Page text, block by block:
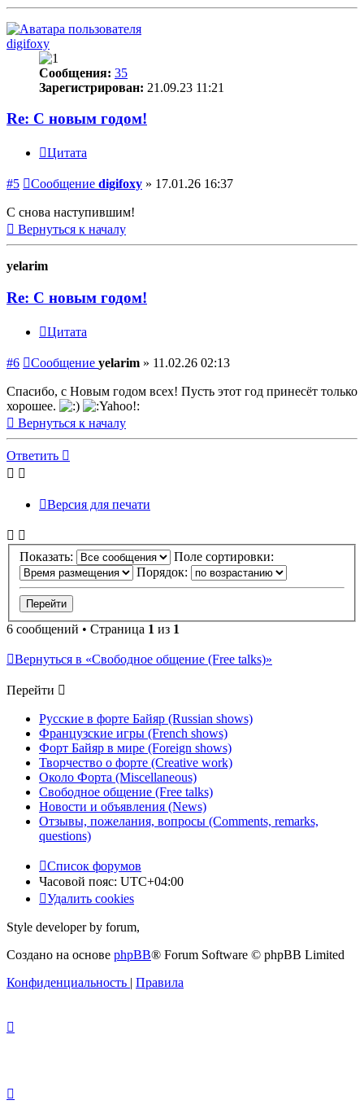
digifoxy
Сообщения: 35
Зарегистрирован: 21.09.23 11:21
Re: С новым годом!
Цитата
#5 Сообщение digifoxy » 17.01.26 16:37
С снова наступившим!
Вернуться к началу
yelarim
Re: С новым годом!
Цитата
#6 Сообщение yelarim » 11.02.26 02:13
Спасибо, с Новым годом всех! Пусть этот год принесёт только
хорошее.
Вернуться к началу
Ответить
Версия для печати
Показать:
Поле сортировки:
Порядок:
6 сообщений • Страница 1 из 1
Вернуться в «Свободное общение (Free talks)»
Перейти
Русские в форте Байяр (Russian shows)
Французские игры (French shows)
Форт Байяр в мире (Foreign shows)
Творчество о форте (Creative work)
Около Форта (Miscellaneous)
Свободное общение (Free talks)
Новости и объявления (News)
Отзывы, пожелания, вопросы (Comments, remarks,
questions)
Список форумов
Часовой пояс: UTC+04:00
Удалить cookies
Style developer by forum,
Создано на основе phpBB® Forum Software © phpBB Limited
Конфиденциальность | Правила